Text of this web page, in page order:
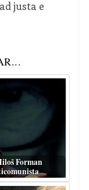
justa e
Forman